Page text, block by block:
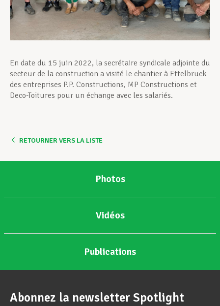
Actualités
En date du 15 juin 2022, la secrétaire syndicale adjointe du
secteur de la construction a visité le chantier à Ettelbruck
des entreprises P.P. Constructions, MP Constructions et
Deco-Toitures pour un échange avec les salariés.
RETOURNER VERS LA LISTE
Photos
Vidéos
Publications
Abonnez la newsletter Spotlight